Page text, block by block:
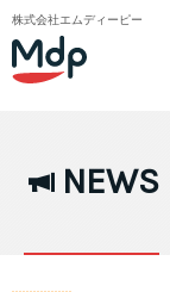
株式会社エムディーピー
NEWS